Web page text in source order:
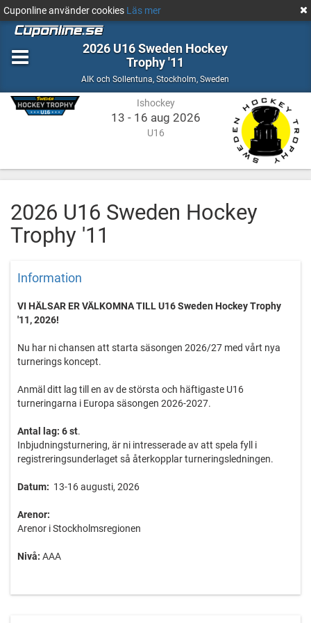
Cuponline använder cookies Läs mer
2026 U16 Sweden Hockey
Trophy '11
AIK och Sollentuna,Ishockey
Stockholm, Sweden
Sweden
Ishockey
13 - 16 aug 2026
U16
2026 U16 Sweden Hockey
Trophy '11
Information
VI HÄLSAR ER VÄLKOMNA TILL U16 Sweden Hockey Trophy
'11, 2026!
Nu har ni chansen att starta säsongen 2026/27 med vårt nya
turnerings koncept.
Anmäl ditt lag till en av de största och häftigaste U16
turneringarna i Europa säsongen 2026-2027.
Antal lag: 6 st.
Inbjudningsturnering, är ni intresserade av att spela fyll i
registreringsunderlaget så återkopplar turneringsledningen.
Datum: 13-16 augusti, 2026
Arenor:
Arenor i Stockholmsregionen
Nivå: AAA